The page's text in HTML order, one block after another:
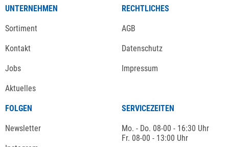
UNTERNEHMEN
Sortiment
Kontakt
Jobs
Aktuelles
RECHTLICHES
AGB
Datenschutz
Impressum
FOLGEN
Newsletter
SERVICEZEITEN
Mo. - Do. 08-00 - 16:30 Uhr
Fr. 08-00 - 13:00 Uhr